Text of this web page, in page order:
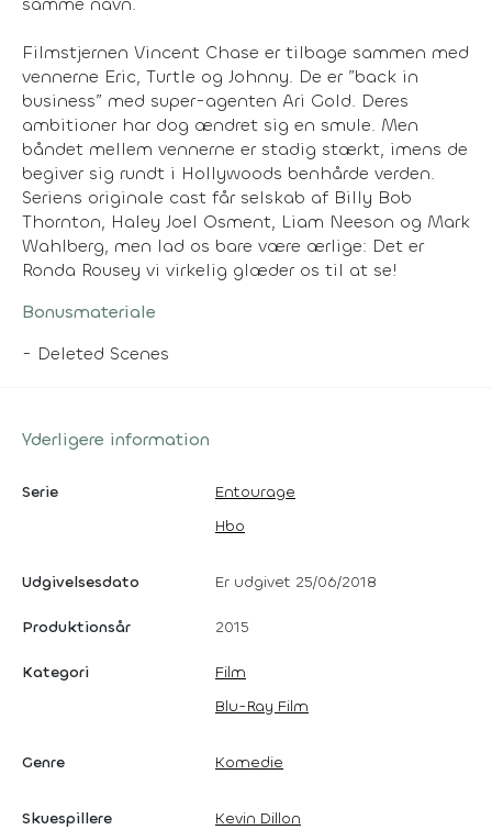
Filmstjernen Vincent Chase er tilbage sammen med
vennerne Eric, Turtle og Johnny. De er ”back in
business” med super-agenten Ari Gold. Deres
ambitioner har dog ændret sig en smule. Men
båndet mellem vennerne er stadig stærkt, imens de
begiver sig rundt i Hollywoods benhårde verden.
Seriens originale cast får selskab af Billy Bob
Thornton, Haley Joel Osment, Liam Neeson og Mark
Wahlberg, men lad os bare være ærlige: Det er
Ronda Rousey vi virkelig glæder os til at se!
Bonusmateriale
- Deleted Scenes
Yderligere information
Serie
Entourage
Hbo
Udgivelsesdato Er udgivet 25/06/2018
Produktionsår 2015
Kategori
Film
Blu-Ray Film
Genre Komedie
Skuespillere
Kevin Dillon